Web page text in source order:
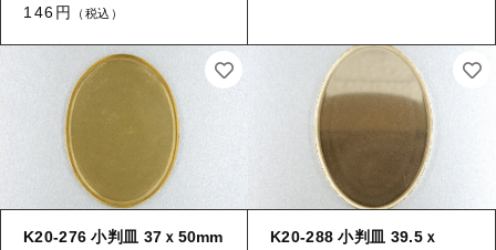
146円
（税込）
K20-276 小判皿 37ｘ50mm
K20-288 小判皿 39.5ｘ